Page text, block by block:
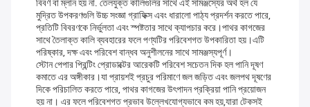
বিবর্ণ বা ম্লান হয় না. তেলযুক্ত কালিগুলির সাথে এই সামঞ্জস্যের অর্থ হল যে
মুদ্রিত উপকরণগুলি উচ্চ সংজ্ঞা গ্রাফিক্স এবং ধারালো পাঠ্য প্রদর্শন করতে পারে,
প্রতিটি বিবরণকে নির্ভুলতা এবং স্পষ্টতার সাথে ক্যাপচার করে।পাথর কাগজের
সাথে তৈলাক্ত কালি ব্যবহারের ফলে পণ্যটির পরিবেশগত উপকারিতা হয়।এটি
পরিষ্কার, দক্ষ এবং পরিবেশ বান্ধব অনুশীলনের সাথে সামঞ্জস্যপূর্ণ।
স্টোন পেপার প্রিন্টিং প্রোডাক্টের আরেকটি পরিবেশ সচেতন দিক হল পানি দূষণ
কমাতে এর অঙ্গীকার।যা প্রায়শই প্রচুর পরিমাণে জল জড়িত এবং জলপথ দূষণের
দিকে পরিচালিত করতে পারে, পাথর কাগজের উৎপাদন প্রক্রিয়া পানি প্রয়োজন
হয় না। এর ফলে পরিবেশগত প্রভাব উল্লেখযোগ্যভাবে কম হয়,যারা টেকসই